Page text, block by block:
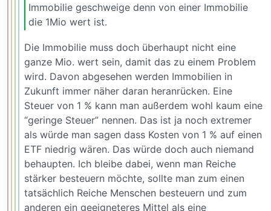
Immobilie geschweige denn von einer Immobilie
die 1Mio wert ist.
Die Immobilie muss doch überhaupt nicht eine
ganze Mio. wert sein, damit das zu einem Problem
wird. Davon abgesehen werden Immobilien in
Zukunft immer näher daran heranrücken. Eine
Steuer von 1 % kann man außerdem wohl kaum eine
“geringe Steuer” nennen. Das ist ja noch extremer
als würde man sagen dass Kosten von 1 % auf einen
ETF niedrig wären. Das würde doch auch niemand
behaupten. Ich bleibe dabei, wenn man Reiche
stärker besteuern möchte, sollte man zum einen
tatsächlich Reiche Menschen besteuern und zum
anderen ein geeigneteres Mittel als eine